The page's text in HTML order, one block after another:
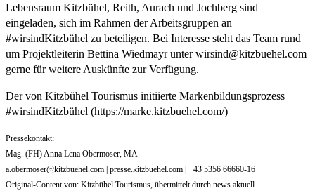
Lebensraum Kitzbühel, Reith, Aurach und Jochberg sind
eingeladen, sich im Rahmen der Arbeitsgruppen an
#wirsindKitzbühel zu beteiligen. Bei Interesse steht das Team rund
um Projektleiterin Bettina Wiedmayr unterwirsind@kitzbuehel.com
gerne für weitere Auskünfte zur Verfügung.
Der von Kitzbühel Tourismus initiierte Markenbildungsprozess
#wirsindKitzbühel (https://marke.kitzbuehel.com/)
Pressekontakt:
Mag. (FH) Anna Lena Obermoser, MA
a.obermoser@kitzbuehel.com | presse.kitzbuehel.com | +43 5356 66660-16
Original-Content von: Kitzbühel Tourismus, übermittelt durch news aktuell